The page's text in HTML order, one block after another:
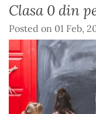
Clasa 0 din
Posted on 01 Feb,